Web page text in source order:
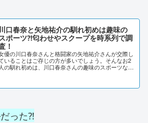
川口春奈と矢地祐介の馴れ初めは趣味の
スポーツ⁈匂わせやスクープを時系列で調
！
優の川口春奈さんと格闘家の矢地祐介さんが交際し
いることはご存じの方が多いでしょう。そんなお2
人の馴れ初めは、川口春奈さんの趣味のスポーツなの
った⁈